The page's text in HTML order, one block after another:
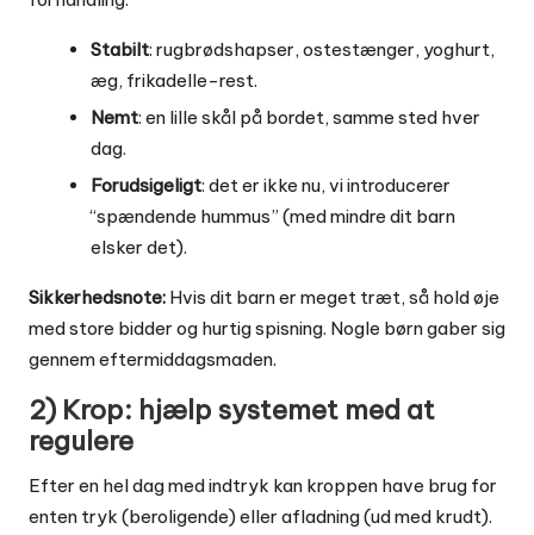
Stabilt: rugbrødshapser, ostestænger, yoghurt,
æg, frikadelle-rest.
Nemt: en lille skål på bordet, samme sted hver
dag.
Forudsigeligt: det er ikke nu, vi introducerer
“spændende hummus” (med mindre dit barn
elsker det).
Sikkerhedsnote: Hvis dit barn er meget træt, så hold øje
med store bidder og hurtig spisning. Nogle børn gaber sig
gennem eftermiddagsmaden.
2) Krop: hjælp systemet med at
regulere
Efter en hel dag med indtryk kan kroppen have brug for
enten tryk (beroligende) eller afladning (ud med krudt).